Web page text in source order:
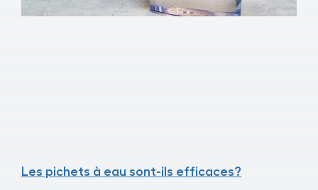
Les pichets à eau sont-ils efficaces?